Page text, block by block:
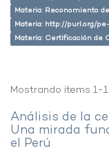
Materia: Reconomiento
Materia: http://purl.org/
Materia: Certificación de
Mostrando ítems 1-
Análisis de la
Una mirada
el Perú